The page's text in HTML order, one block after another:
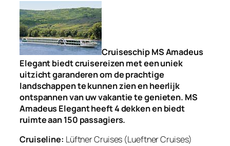
Cruiseschip MS Amadeus
Elegant biedt cruisereizen met een uniek
uitzicht garanderen om de prachtige
landschappen te kunnen zien en heerlijk
ontspannen van uw vakantie te genieten. MS
Amadeus Elegant heeft 4 dekken en biedt
ruimte aan 150 passagiers.
Cruiseline: Lüftner Cruises (Lueftner Cruises)